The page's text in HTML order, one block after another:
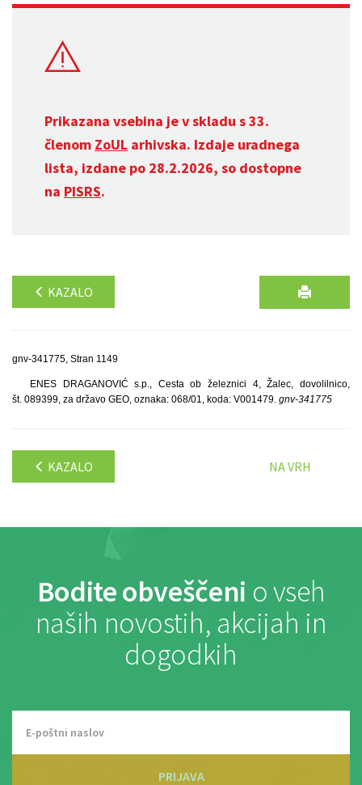
Prikazana vsebina je v skladu s 33.
členom ZoUL arhivska. Izdaje uradnega
lista, izdane po 28.2.2026, so dostopne
na PISRS.
KAZALO
gnv-341775, Stran 1149
ENES DRAGANOVIĆ s.p., Cesta ob železnici 4, Žalec, dovolilnico,
št. 089399, za državo GEO, oznaka: 068/01, koda: V001479. gnv-341775
KAZALO NA VRH
Bodite obveščeni o vseh
naših novostih, akcijah in
dogodkih
PRIJAVA